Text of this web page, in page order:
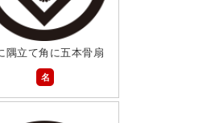
隅立て角に五本骨扇
名